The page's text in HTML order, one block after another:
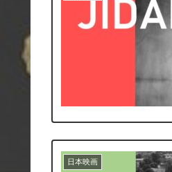
日本映画